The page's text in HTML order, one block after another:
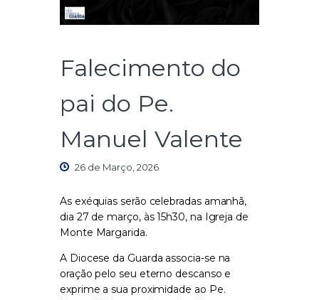
Falecimento do
pai do Pe.
Manuel Valente
26 de Março, 2026
As exéquias serão celebradas amanhã,
dia 27 de março, às 15h30, na Igreja de
Monte Margarida.
A Diocese da Guarda associa-se na
oração pelo seu eterno descanso e
exprime a sua proximidade ao Pe.